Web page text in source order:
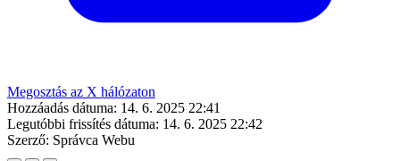
Megosztás az X hálózaton
Hozzáadás dátuma: 14. 6. 2025 22:41
Legutóbbi frissítés dátuma: 14. 6. 2025 22:42
Szerző: Správca Webu